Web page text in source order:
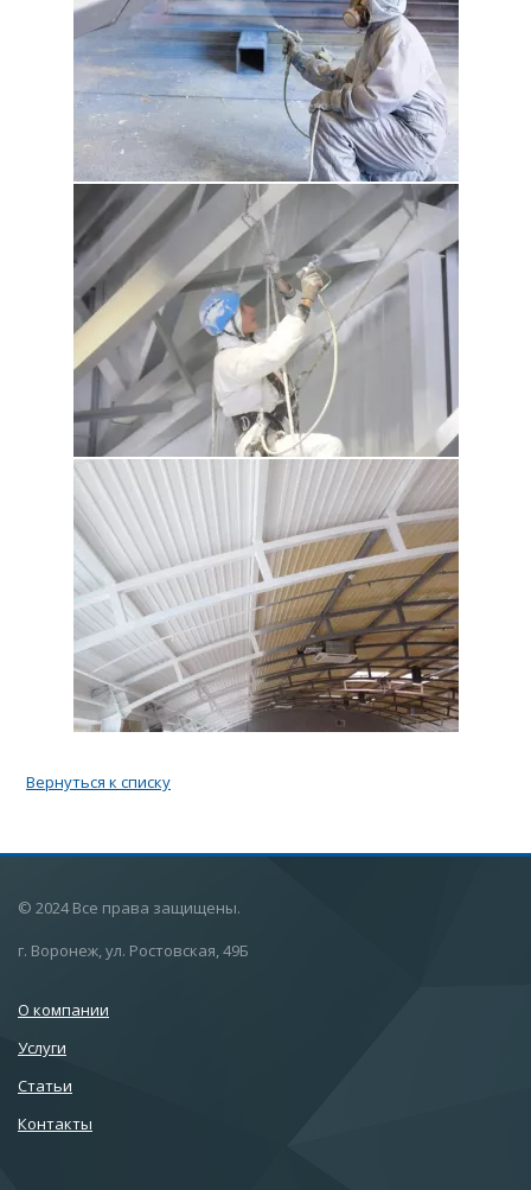
Вернуться к списку
© 2024 Все права защищены.
г. Воронеж, ул. Ростовская, 49Б
О компании
Услуги
Статьи
Контакты